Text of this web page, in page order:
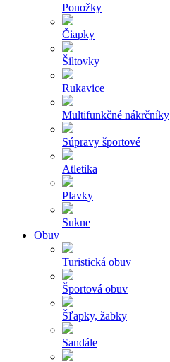
Ponožky
Čiapky
Šiltovky
Rukavice
Multifunkčné nákrčníky
Súpravy športové
Atletika
Plavky
Sukne
Obuv
Turistická obuv
Športová obuv
Šľapky, žabky
Sandále